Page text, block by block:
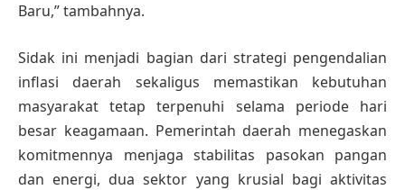
Baru,” tambahnya.
Sidak ini menjadi bagian dari strategi pengendalian
inflasi daerah sekaligus memastikan kebutuhan
masyarakat tetap terpenuhi selama periode hari
besar keagamaan. Pemerintah daerah menegaskan
komitmennya menjaga stabilitas pasokan pangan
dan energi, dua sektor yang krusial bagi aktivitas